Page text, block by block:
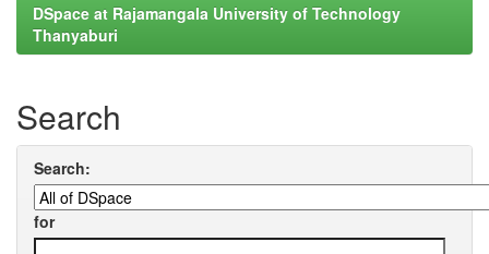
DSpace at Rajamangala University of Technology
Thanyaburi
Search
Search:
for